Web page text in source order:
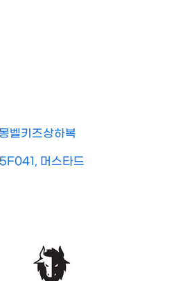
벨키즈상하복
머스타드